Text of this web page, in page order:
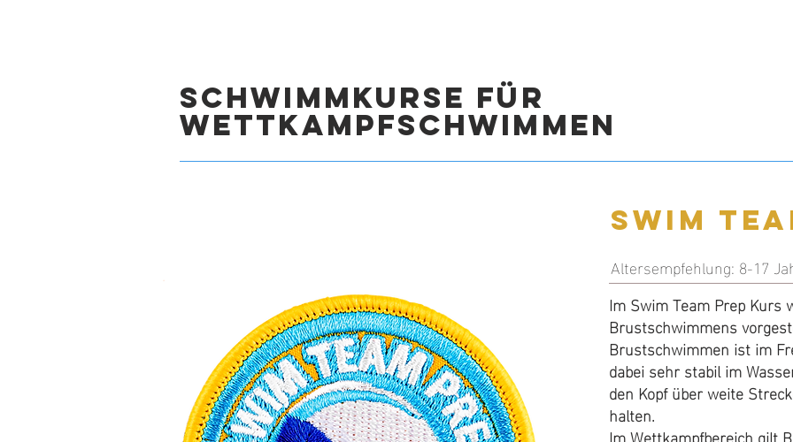
Schwimmkurse für
Wettkampfschwimmen
II
Altersempfehlung: 4-17
In Intermediate II werden
Rückenschwimmen, die
Grätschschwung auf dem
Das wettkampfgerechte
fortgeschrittener
Swim
Altersempfehlung: 8-17
Im Swim Team Prep Kurs
Brustschwimmens
Brustschwimmen ist im
dabei sehr stabil im
den Kopf über weite
halten.